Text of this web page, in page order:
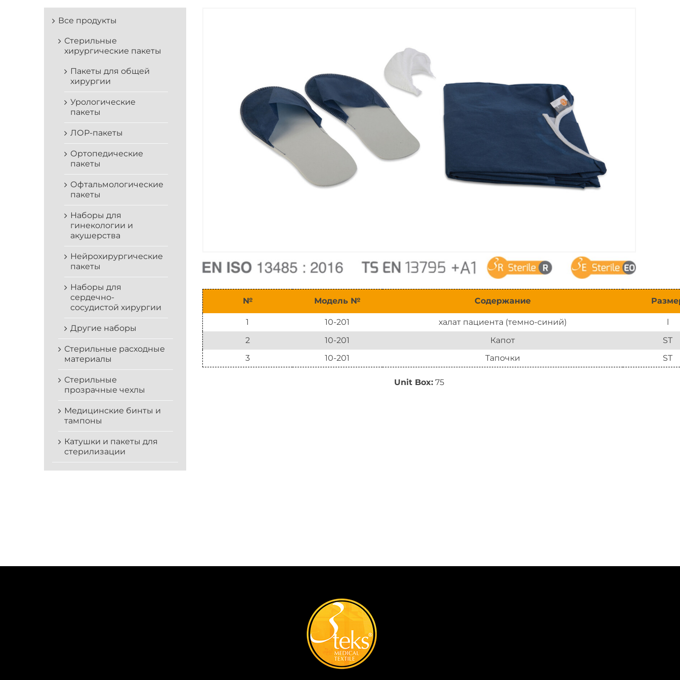
№ Модель № Содержание
1 10-201 халат пациента (темно-синий)
l
2
10-201 Капот
ST
3
10-201 Тапочки ST
Unit Box:75
Все продукты
Стерильные
хирургические пакеты
Пакеты для общей
хирургии
Урологические
пакеты
ЛОР-пакеты
Ортопедические
пакеты
Офтальмологические
пакеты
Наборы для
гинекологии и
акушерства
Нейрохирургические
пакеты
Наборы для
сердечно-
сосудистой хирургии
Другие наборы
Стерильные расходные
материалы
Стерильные
прозрачные чехлы
Медицинские бинты и
тампоны
Катушки и пакеты для
стерилизации